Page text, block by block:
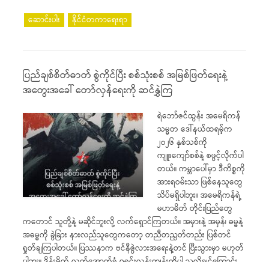
ဆောင်းပါး နိုင်ငံတကာရေးရာ
ပြည်ချစ်စိတ်ဓာတ် စွဲကိုင်ပြီး စစ်သုံးစစ် အမြစ်ဖြတ်ရေးနဲ့
အတွေးအခေါ် တော်လှန်ရေးကို ဆင်နွှဲကြ
ရဲဘော်ဇင်ထွန်း အမေရိကန်
သမ္မတ ဒေါ်နယ်ထရမ့်က
၂၀၂၆ နှစ်သစ်ကို
ကျူးကျော်စစ်နဲ့ စဖွင့်လိုက်ပါ
တယ်။ ကမ္ဘာပေါ်မှာ ဒီကိစ္စကို
အားရဝမ်းသာ ဖြစ်နေသူတွေ
သိပ်မရှိပါဘူး။ အမေရိကန်ရဲ့
မဟာမိတ် တိုင်းပြည်တွေ
ကတောင် သူတို့နဲ့ မဆိုင်ဘူးလို့ လက်ရှောင်ကြတယ်။ အမှားနဲ့ အမှန်၊ ဓမ္မနဲ့
အဓမ္မကို ခွဲခြား နားလည်သူတွေကတော့ တညီတညွတ်တည်း ပြစ်တင်
ရှုတ်ချကြပါတယ်။ ပြဿနာက ဗင်နီဇွဲလားအရေးနဲ့တင် ပြီးသွားမှာ မဟုတ်